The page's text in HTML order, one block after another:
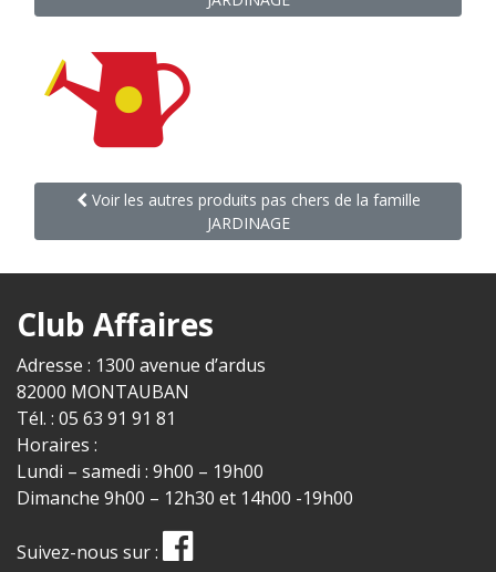
Voir les autres produits pas chers de la famille
JARDINAGE
Club Affaires
Adresse : 1300 avenue d’ardus
82000 MONTAUBAN
Tél. : 05 63 91 91 81
Horaires :
Lundi – samedi : 9h00 – 19h00
Dimanche 9h00 – 12h30 et 14h00 -19h00
Suivez-nous sur :